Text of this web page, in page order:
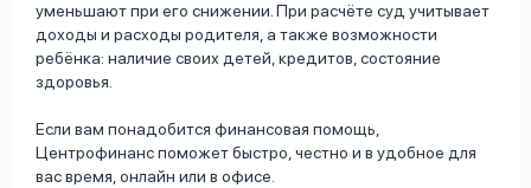
уменьшают при его снижении. При расчёте суд учитывает
доходы и расходы родителя, а также возможности
ребёнка: наличие своих детей, кредитов, состояние
здоровья.
Если вам понадобится финансовая помощь,
Центрофинанс поможет быстро, честно и в удобное для
вас время, онлайн или в офисе.